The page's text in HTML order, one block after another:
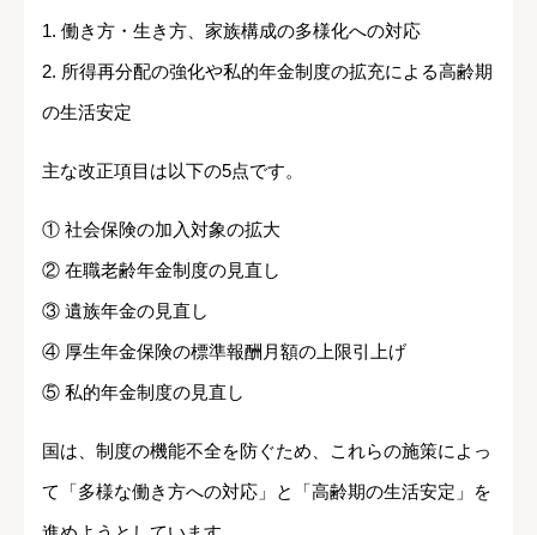
1. 働き方・生き方、家族構成の多様化への対応
2. 所得再分配の強化や私的年金制度の拡充による高齢期
の生活安定
主な改正項目は以下の5点です。
① 社会保険の加入対象の拡大
② 在職老齢年金制度の見直し
③ 遺族年金の見直し
④ 厚生年金保険の標準報酬月額の上限引上げ
⑤ 私的年金制度の見直し
国は、制度の機能不全を防ぐため、これらの施策によっ
て「多様な働き方への対応」と「高齢期の生活安定」を